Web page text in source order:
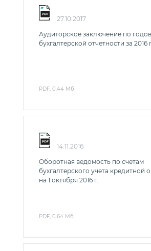
27.10.2017
Аудиторское заключение по
бухгалтерской отчетности за 2016
PDF, 0.44 Мб
14.11.2016
Оборотная ведомость по счетам
бухгалтерского учета кредитной
на 1 октября 2016 г.
PDF, 0.64 Мб